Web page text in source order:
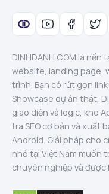
DINHDANH.COM là
website, landing page,
trình. Bạn có rút gọn
Showcase dự án thật,
giao diện và logic, kho
tra SEO cơ bản và xuất
Android. Giải pháp cho
nhỏ tại Việt Nam muốn
chuyên nghiệp và